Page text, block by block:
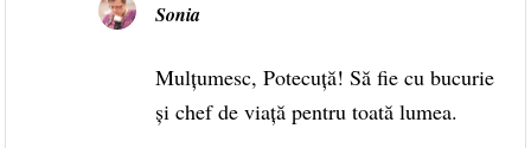
Sonia
Mulţumesc, Potecuţă! Să fie cu bucurie
şi chef de viaţă pentru toată lumea.